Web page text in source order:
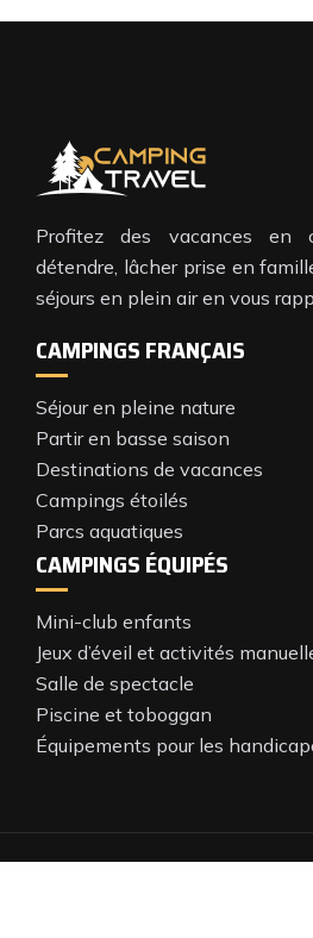
Profitez des vacances en
détendre, lâcher prise en
séjours en plein air en vous
CAMPINGS FRANÇAIS
Séjour en pleine nature
Partir en basse saison
Destinations de vacances
Campings étoilés
Parcs aquatiques
CAMPINGS ÉQUIPÉS
Mini-club enfants
Jeux d’éveil et activités
Salle de spectacle
Piscine et toboggan
Équipements pour les